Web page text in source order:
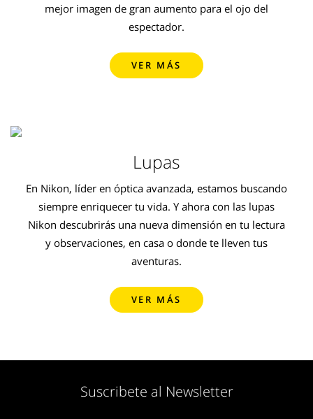
mejor imagen de gran aumento para el ojo del
espectador.
VER MÁS
Lupas
En Nikon, líder en óptica avanzada, estamos buscando
siempre enriquecer tu vida. Y ahora con las lupas
Nikon descubrirás una nueva dimensión en tu lectura
y observaciones, en casa o donde te lleven tus
aventuras.
VER MÁS
Suscribete al Newsletter